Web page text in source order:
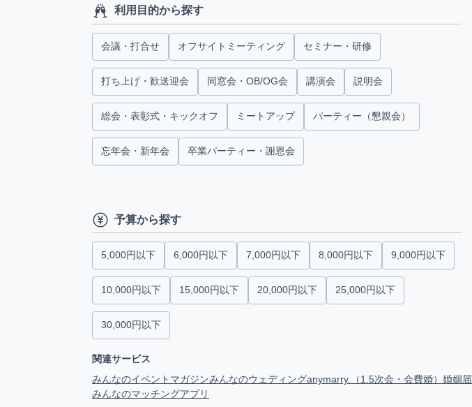
利用目的から探す
会議・打合せ オフサイトミーティング セミナー・研修
打ち上げ・歓送迎会 同窓会・OB/OG会 講演会 説明会
総会・表彰式・キックオフ ミートアップ パーティー（懇親会）
忘年会・新年会 卒業パーティー・謝恩会
予算から探す
5,000円以下 6,000円以下 7,000円以下 8,000円以下 9,000円以下
10,000円以下 15,000円以下 20,000円以下 25,000円以下
30,000円以下
関連サービス
みんなのイベントマガジンみんなのウェディングanymarry.（1.5次会・会費婚） 婚姻届
みんなのマッチングアプリ